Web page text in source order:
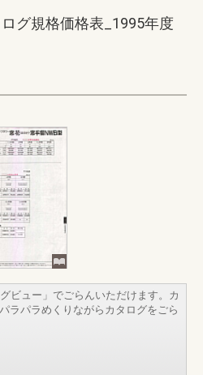
グ規格価格表_1995年度
ビュー」でごらんいただけます。カ
ラパラめくりながらカタログをごら